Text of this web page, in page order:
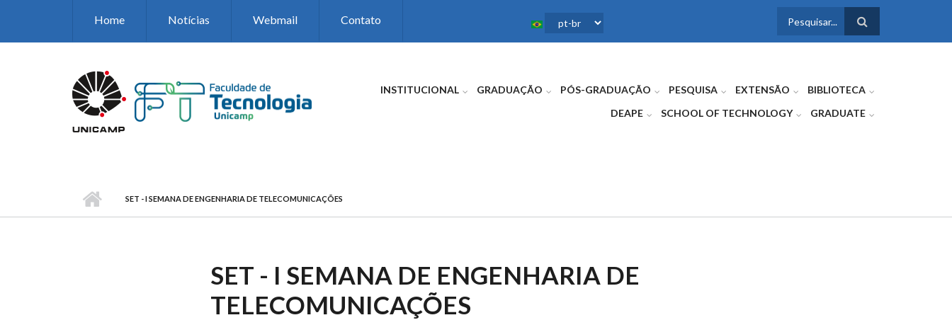
Home Notícias Webmail Contato
FORMULÁRIO
INSTITUCIONAL GRADUAÇÃO PÓS-GRADUAÇÃO PESQUISA EXTENSÃO
BIBLIOTECA
DEAPE
SCHOOL OF TECHNOLOGY GRADUATE
SET - I SEMANA DE ENGENHARIA DE TELECOMUNICAÇÕES
SET - I SEMANA DE ENGENHARIA DE
TELECOMUNICAÇÕES